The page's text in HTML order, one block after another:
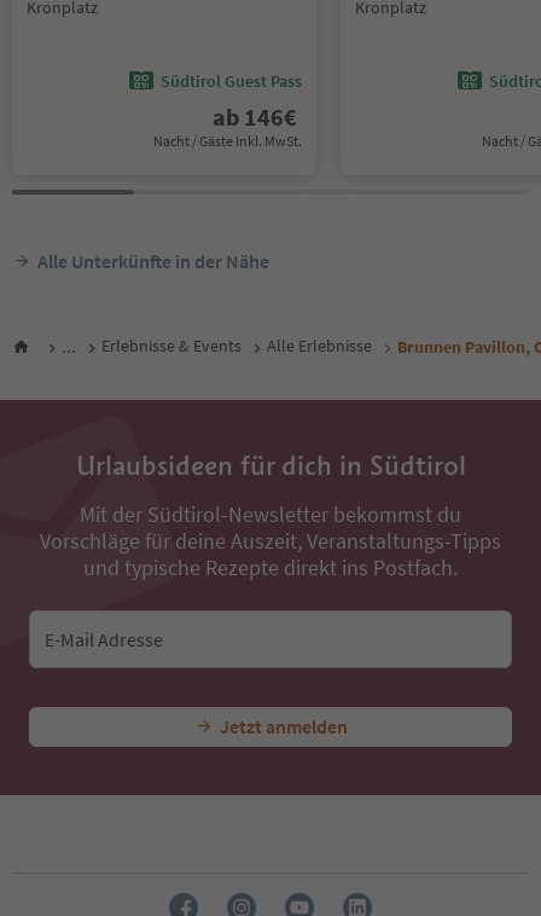
Kronplatz
Südtirol Guest Pass
ab 146€
Nacht / Gäste Inkl. MwSt.
Kronplatz
Nacht /
Alle Unterkünfte in der Nähe
... Erlebnisse & Events Alle Erlebnisse Brunnen Pavillon,
Urlaubsideen für dich in Südtirol
Mit der Südtirol-Newsletter bekommst du
Vorschläge für deine Auszeit, Veranstaltungs-Tipps
und typische Rezepte direkt ins Postfach.
E-Mail Adresse
Jetzt anmelden